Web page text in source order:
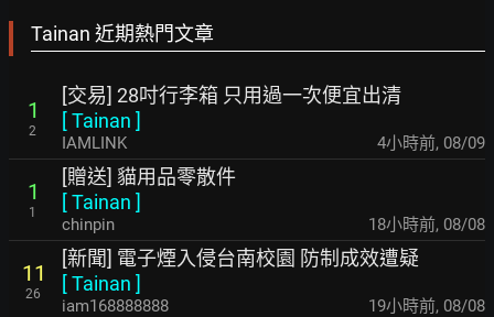
Tainan 近期熱門文章
1
2
[交易] 28吋行李箱 只用過一次便宜出清
[Tainan ]
IAMLINK 4小時前, 08/09
1
1
[贈送] 貓用品零散件
[Tainan ]
chinpin 18小時前, 08/08
11
26
[新聞] 電子煙入侵台南校園 防制成效遭疑
[Tainan ]
iam168888888 19小時前, 08/08